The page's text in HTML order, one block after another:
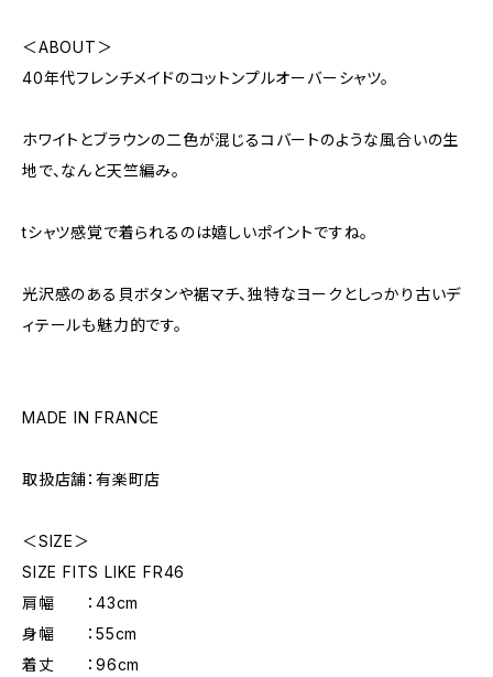
＜ABOUT＞
40年代フレンチメイドのコットンプルオーバーシャツ。
ホワイトとブラウンの二色が混じるコバートのような風合いの生
地で、なんと天竺編み。
tシャツ感覚で着られるのは嬉しいポイントですね。
光沢感のある貝ボタンや裾マチ、独特なヨークとしっかり古いデ
ィテールも魅力的です。
MADE IN FRANCE
取扱店舗：有楽町店
＜SIZE＞
SIZE FITS LIKE FR46
肩幅 ：43cm
身幅 ：55cm
着丈 ：96cm